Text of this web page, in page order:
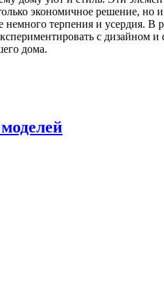
экономичное решение, но
терпения и усердия.
с
дома.